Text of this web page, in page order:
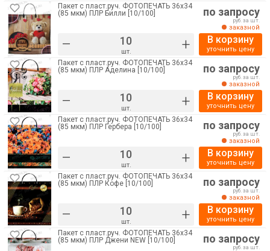
Пакет с пласт.руч. ФОТОПЕЧАТЬ 36х34
(85 мкм) ПЛР Билли [10/100]
– шт. +
по запросу
руб. за шт.
заказной
В корзину
уточнить цену
Пакет с пласт.руч. ФОТОПЕЧАТЬ 36х34
(85 мкм) ПЛР Аделина [10/100]
– шт. +
по запросу
руб. за шт.
заказной
В корзину
уточнить цену
Пакет с пласт.руч. ФОТОПЕЧАТЬ 36х34
(85 мкм) ПЛР Гербера [10/100]
– шт. +
по запросу
руб. за шт.
заказной
В корзину
уточнить цену
Пакет с пласт.руч. ФОТОПЕЧАТЬ 36х34
(85 мкм) ПЛР Кофе [10/100]
– шт. +
по запросу
руб. за шт.
заказной
В корзину
уточнить цену
Пакет с пласт.руч. ФОТОПЕЧАТЬ 36х34
(85 мкм) ПЛР Джени NEW [10/100]
по запросу
руб. за шт.